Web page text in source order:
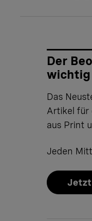
Der
Das
Artikel für
aus Print
Jeden
Jetzt